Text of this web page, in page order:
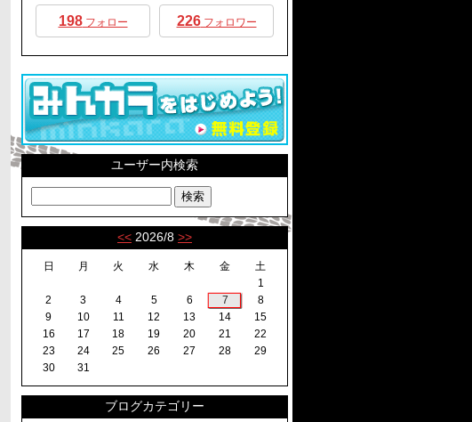
198フォロー 226フォロワー
ユーザー内検索
<< 2026/8 >>
日 月 火 水 木 金
土
1
2
3 4 5 6 7
8
9
10 11 12 13 14
15
16
17 18 19 20 21
22
23
24 25 26 27 28
29
30
31
ブログカテゴリー